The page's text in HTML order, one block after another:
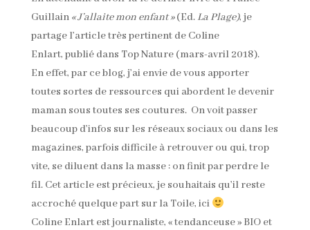
Guillain « J’allaite mon enfant »(Ed.La Plage), je
partage l’article très pertinent de Coline
Enlart, publié dans Top Nature (mars-avril 2018).
En effet, par ce blog, j’ai envie de vous apporter
toutes sortes de ressources qui abordent le devenir
maman sous toutes ses coutures. On voit passer
beaucoup d’infos sur les réseaux sociaux ou dans les
magazines, parfois difficile à retrouver ou qui, trop
vite, se diluent dans la masse : on finit par perdre le
fil. Cet article est précieux, je souhaitais qu’il reste
accroché quelque part sur la Toile, ici
Coline Enlart est journaliste, « tendanceuse » BIO et